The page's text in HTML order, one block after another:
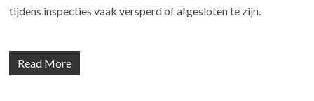
tijdens inspecties vaak versperd of afgesloten te zijn.
Read More